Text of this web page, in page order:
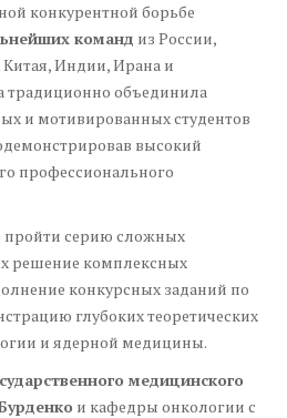
конкурентной борьбе
команд из России,
Индии, Ирана и
традиционно объединила
и мотивированных студентов
высокий
профессионального
пройти серию сложных
решение комплексных
конкурсных заданий по
глубоких теоретических
и ядерной медицины.
медицинского
и кафедры онкологии с